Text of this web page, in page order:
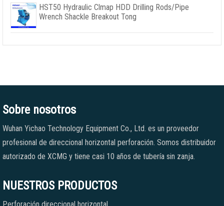
HST50 Hydraulic Clmap HDD Drilling Rods/Pipe
Wrench Shackle Breakout Tong
Sobre nosotros
Wuhan Yichao Technology Equipment Co., Ltd. es un proveedor
profesional de direccional horizontal perforación. Somos distribuidor
autorizado de XCMG y tiene casi 10 años de tubería sin zanja.
NUESTROS PRODUCTOS